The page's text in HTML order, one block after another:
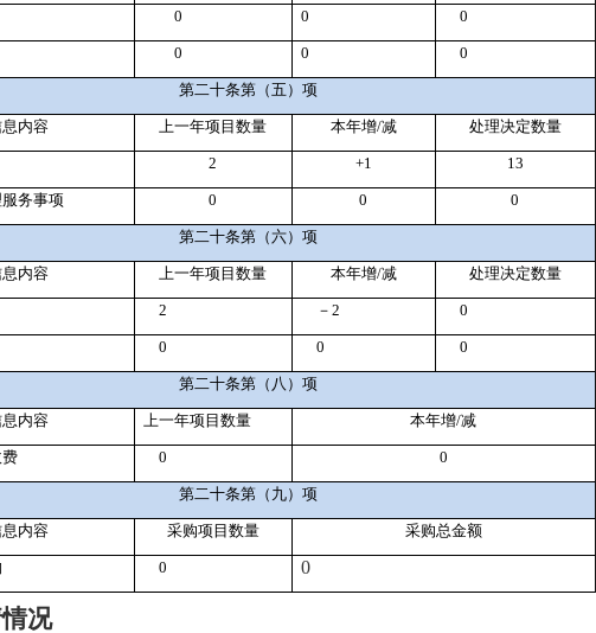
0 0 0
0 0 0
第二十条第（五）项
内容 上一年项目数量 本年增/减 处理决定数量
2 +1 13
务事项 0 0 0
第二十条第（六）项
内容 上一年项目数量 本年增/减 处理决定数量
2 －2 0
0 0 0
第二十条第（八）项
内容 上一年项目数量 本年增/减
0 0
第二十条第（九）项
内容 采购项目数量 采购总金额
0 0
况